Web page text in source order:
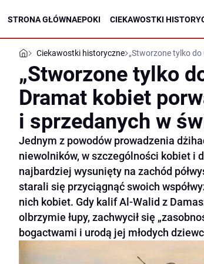
STRONA GŁÓWNAEPOKI CIEKAWOSTKI
Ciekawostki historyczne „Stworzone tylko
„Stworzone tylko
Dramat kobiet
i sprzedanych w
Jednym z powodów prowadzenia
niewolników, w szczególności kobiet i
najbardziej wysunięty na zachód
starali się przyciągnąć swoich
nich kobiet. Gdy kalif Al-Walid z
olbrzymie łupy, zachwycił się
bogactwami i urodą jej młodych